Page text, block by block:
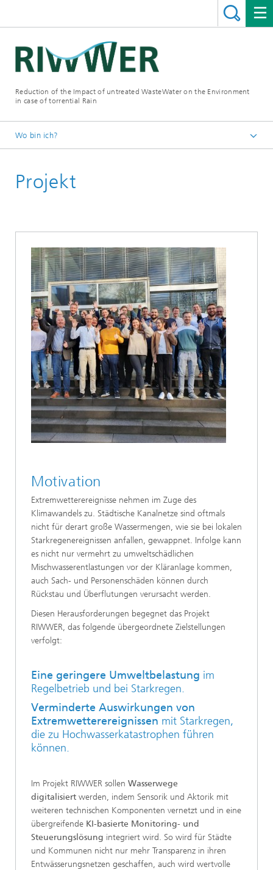
Reduction of the Impact of untreated WasteWater on the Environment
in case of torrential Rain
Wo bin ich?
Projekt
Motivation
Extremwetterereignisse nehmen im Zuge des
Klimawandels zu. Städtische Kanalnetze sind oftmals
nicht für derart große Wassermengen, wie sie bei lokalen
Starkregenereignissen anfallen, gewappnet. Infolge kann
es nicht nur vermehrt zu umweltschädlichen
Mischwasserentlastungen vor der Kläranlage kommen,
auch Sach- und Personenschäden können durch
Rückstau und Überflutungen verursacht werden.
Diesen Herausforderungen begegnet das Projekt
RIWWER, das folgende übergeordnete Zielstellungen
verfolgt:
Eine geringere Umweltbelastung im
Regelbetrieb und bei Starkregen.
Verminderte Auswirkungen von
Extremwetterereignissen mit Starkregen,
die zu Hochwasserkatastrophen führen
können.
Im Projekt RIWWER sollen Wasserwege
digitalisiert werden, indem Sensorik und Aktorik mit
weiteren technischen Komponenten vernetzt und in eine
übergreifende KI-basierte Monitoring- und
Steuerungslösung integriert wird. So wird für Städte
und Kommunen nicht nur mehr Transparenz in ihren
Entwässerungsnetzen geschaffen, auch wird wertvolle